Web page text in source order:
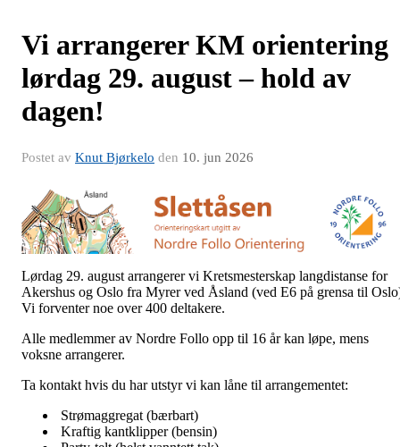
Vi arrangerer KM orientering
lørdag 29. august – hold av
dagen!
Postet av Knut Bjørkelo den 10. jun 2026
Lørdag 29. august arrangerer vi Kretsmesterskap langdistanse for
Akershus og Oslo fra Myrer ved Åsland (ved E6 på grensa til
Vi forventer noe over 400 deltakere.
Alle medlemmer av Nordre Follo opp til 16 år kan løpe, mens
voksne arrangerer.
Ta kontakt hvis du har utstyr vi kan låne til arrangementet:
Strømaggregat (bærbart)
Kraftig kantklipper (bensin)